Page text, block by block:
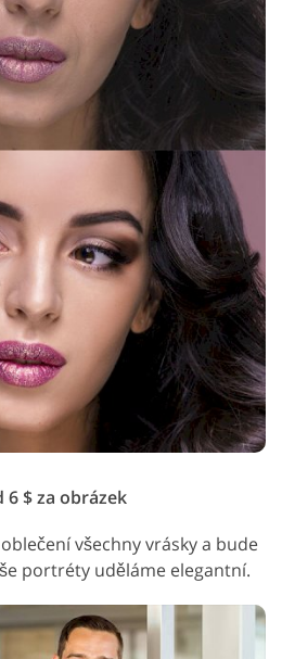
6 $ za obrázek
všechny vrásky a bude
portréty uděláme elegantní.